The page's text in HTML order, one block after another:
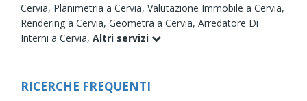
Cervia, Planimetria a Cervia, Valutazione Immobile a Cervia,
Rendering a Cervia, Geometra a Cervia, Arredatore Di
Interni a Cervia, Altri servizi
RICERCHE FREQUENTI